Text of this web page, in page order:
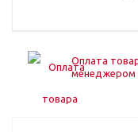
Оплата
менеджером